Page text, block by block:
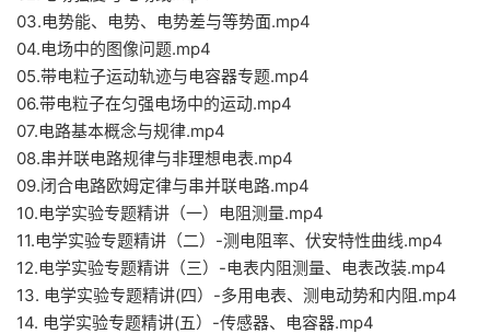
03.电势能、电势、电势差与等势面.mp4
04.电场中的图像问题.mp4
05.带电粒子运动轨迹与电容器专题.mp4
06.带电粒子在匀强电场中的运动.mp4
07.电路基本概念与规律.mp4
08.串并联电路规律与非理想电表.mp4
09.闭合电路欧姆定律与串并联电路.mp4
10.电学实验专题精讲（一）电阻测量.mp4
11.电学实验专题精讲（二）-测电阻率、伏安特性曲线.mp4
12.电学实验专题精讲（三）-电表内阻测量、电表改装.mp4
13. 电学实验专题精讲(四）-多用电表、测电动势和内阻.mp4
14. 电学实验专题精讲(五）-传感器、电容器.mp4